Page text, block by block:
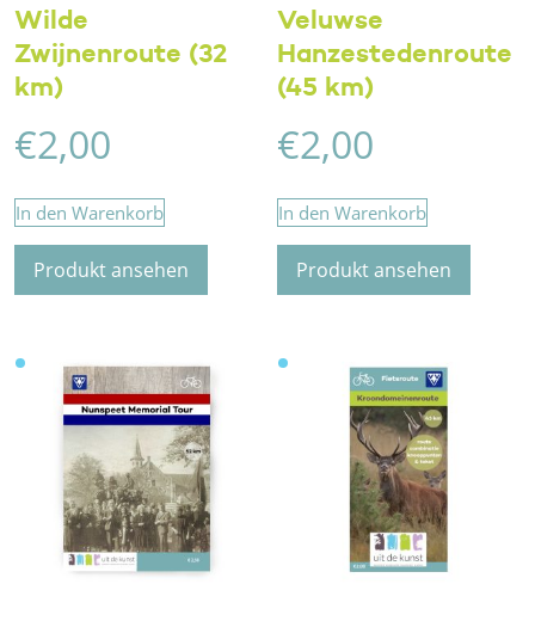
Wilde
Zwijnenroute (32
km)
€2,00
In den Warenkorb
Produkt ansehen
Veluwse
Hanzestedenroute
(45 km)
€2,00
In den Warenkorb
Produkt ansehen